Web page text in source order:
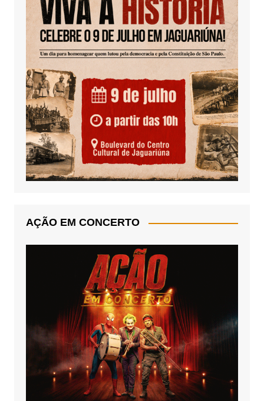
AÇÃO EM CONCERTO